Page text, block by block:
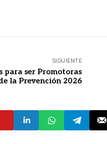
SIGUIENTE
para ser Promotoras
la Prevención 2026